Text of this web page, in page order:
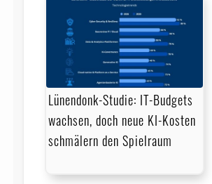
Lünendonk-Studie: IT-Budgets
wachsen, doch neue KI-Kosten
schmälern den Spielraum